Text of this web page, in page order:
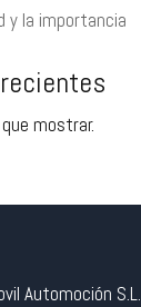
y la importancia
mostrar.
Automoción S.L.